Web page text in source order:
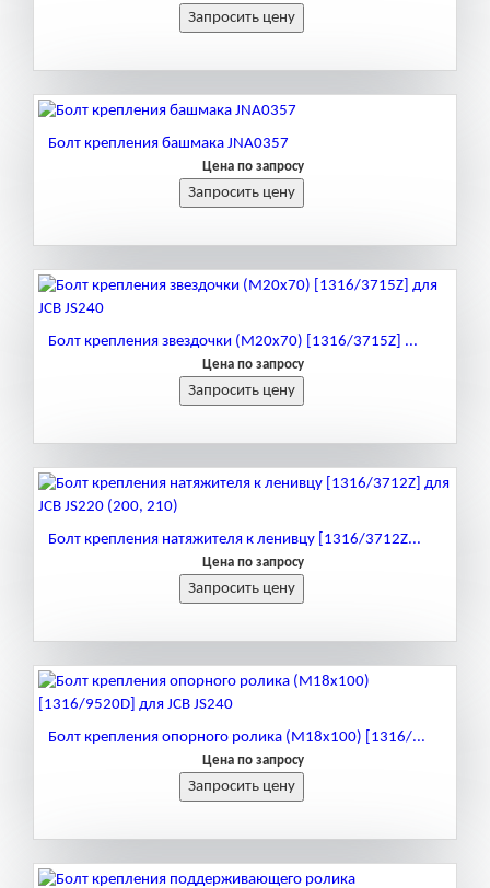
Болт крепления башмака JNA0357
Цена по запросу
Болт крепления звездочки (M20x70) [1316/3715Z] ...
Цена по запросу
Болт крепления натяжителя к ленивцу [1316/3712Z...
Цена по запросу
Болт крепления опорного ролика (M18х100) [1316/...
Цена по запросу